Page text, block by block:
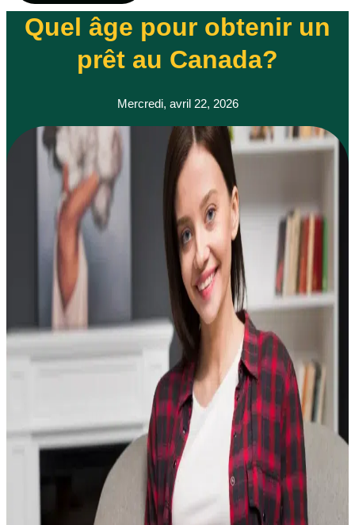
Quel âge pour obtenir un
prêt au Canada?
Mercredi, avril 22, 2026